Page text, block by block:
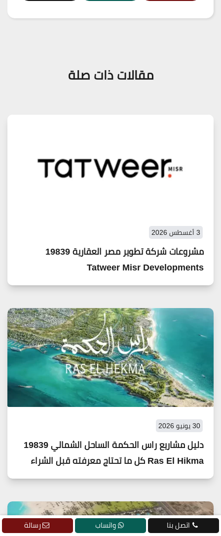
مقالات ذات صلة
3 أغسطس 2026
مشروعات شركة تطوير مصر العقارية 19839
Tatweer Misr Developments
30 يونيو 2026
دليل مشاريع راس الحكمة الساحل الشمالي 19839
Ras El Hikma كل ما تحتاج معرفته قبل الشراء
اتصل بنا واتساب رسالة